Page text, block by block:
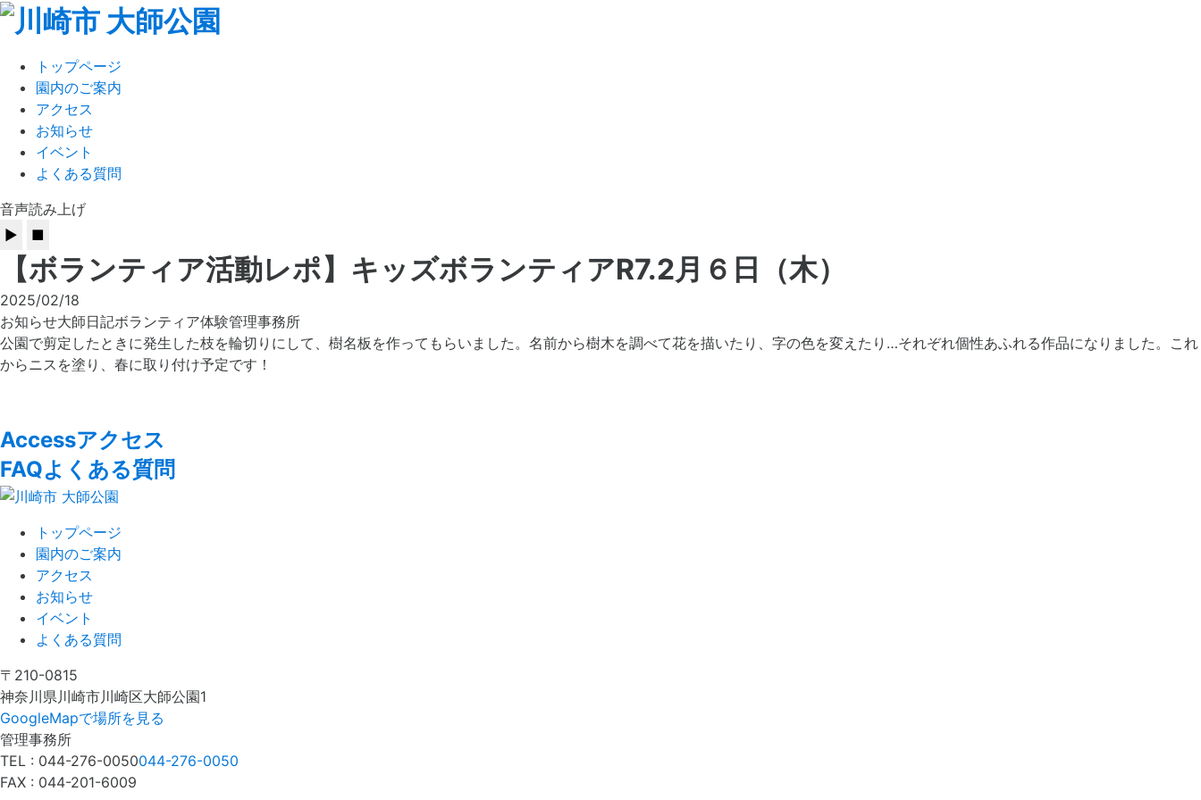
トップページ
園内のご案内
アクセス
お知らせ
イベント
よくある質問
音声読み上げ
【ボランティア活動レポ】キッズボランティアR7.2月６日（木）
2025/02/18
お知らせ大師日記ボランティア体験管理事務所
公園で剪定したときに発生した枝を輪切りにして、樹名板を作ってもらいました。名前から樹木を調べて花を描いたり、字の色を変えたり…それぞれ個性あふれる作品になりました。これ
からニスを塗り、春に取り付け予定です！
Accessアクセス
FAQよくある質問
トップページ
園内のご案内
アクセス
お知らせ
イベント
よくある質問
〒210-0815
神奈川県川崎市川崎区大師公園1
GoogleMapで場所を見る
管理事務所
TEL : 044-276-0050044-276-0050
FAX : 044-201-6009